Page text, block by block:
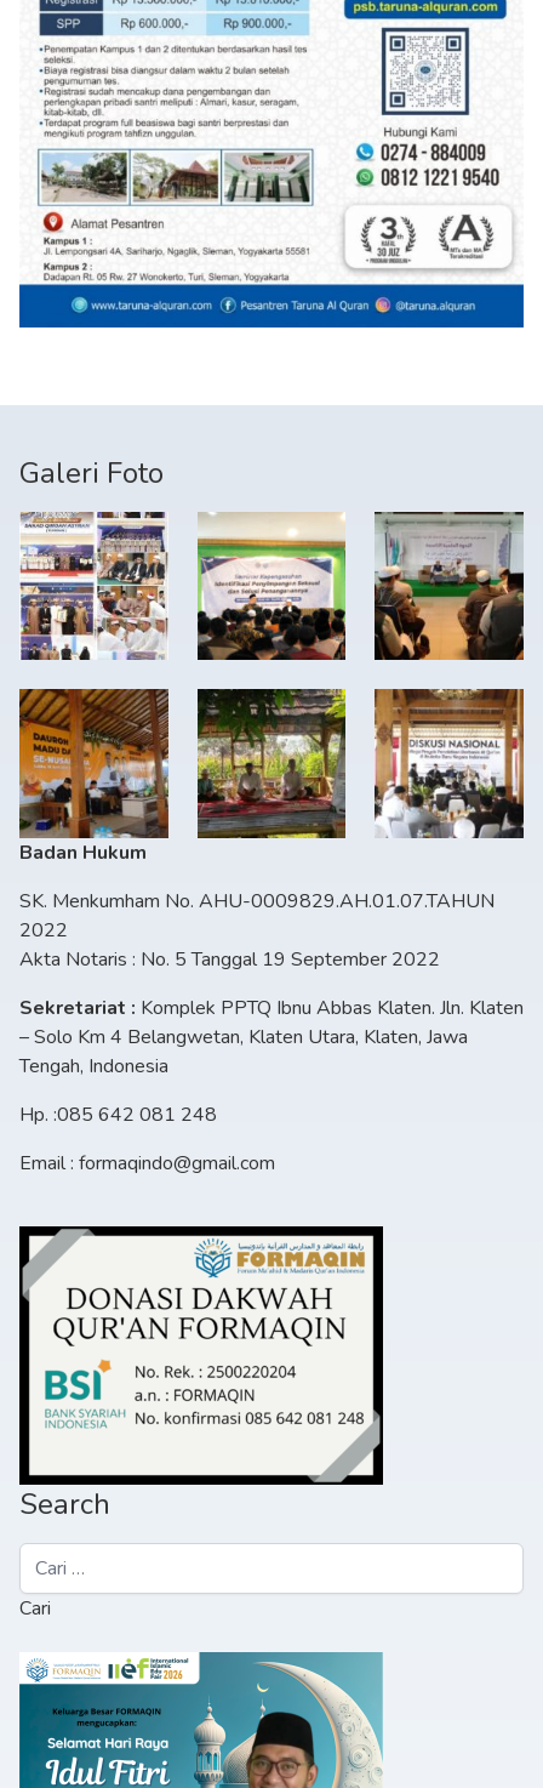
Galeri Foto
Badan Hukum
SK. Menkumham No. AHU-0009829.AH.01.07.TAHUN
2022
Akta Notaris : No. 5 Tanggal 19 September 2022
Sekretariat : Komplek PPTQ Ibnu Abbas Klaten. Jln. Klaten
– Solo Km 4 Belangwetan, Klaten Utara, Klaten, Jawa
Tengah, Indonesia
Hp. :085 642 081 248
Email : formaqindo@gmail.com
Search
Cari
untuk: